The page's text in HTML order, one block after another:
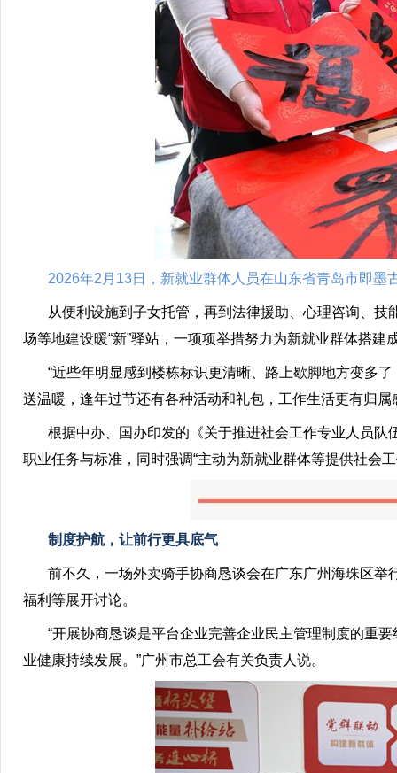
2026年2月13日，新就业群体人员在山东省青岛市即墨
从便利设施到子女托管，再到法律援助、心理咨询、技
场等地建设暖“新”驿站，一项项举措努力为新就业群体搭建
“近些年明显感到楼栋标识更清晰、路上歇脚地方变多了
送温暖，逢年过节还有各种活动和礼包，工作生活更有归属
根据中办、国办印发的《关于推进社会工作专业人员队
职业任务与标准，同时强调“主动为新就业群体等提供社会
制度护航，让前行更具底气
前不久，一场外卖骑手协商恳谈会在广东广州海珠区举
福利等展开讨论。
“开展协商恳谈是平台企业完善企业民主管理制度的重要
业健康持续发展。”广州市总工会有关负责人说。